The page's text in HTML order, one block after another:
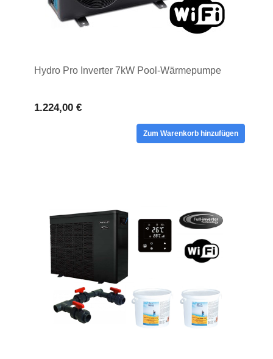
Hydro Pro Inverter 7kW Pool-Wärmepumpe
1.224,00 €
Zum Warenkorb hinzufügen